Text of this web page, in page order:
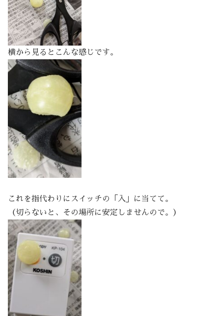
横から見るとこんな感じです。
これを指代わりにスイッチの「入」に当てて。
（切らないと、その場所に安定しませんので。）